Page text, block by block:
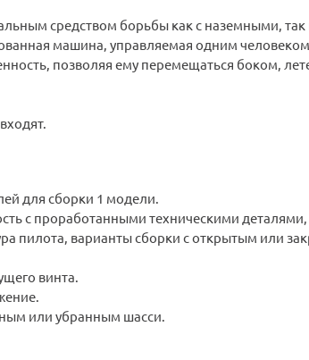
средством борьбы как с наземными,
машина, управляемая одним
позволяя ему перемещаться боком,
для сборки 1 модели.
с проработанными техническими деталями,
пилота, варианты сборки с открытым или
винта.
или убранным шасси.